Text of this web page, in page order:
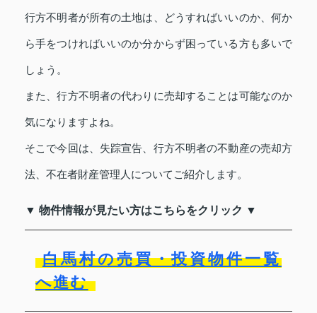
行方不明者が所有の土地は、どうすればいいのか、何か
ら手をつければいいのか分からず困っている方も多いで
しょう。
また、行方不明者の代わりに売却することは可能なのか
気になりますよね。
そこで今回は、失踪宣告、行方不明者の不動産の売却方
法、不在者財産管理人についてご紹介します。
▼ 物件情報が見たい方はこちらをクリック ▼
白馬村の売買・投資物件一覧
へ進む